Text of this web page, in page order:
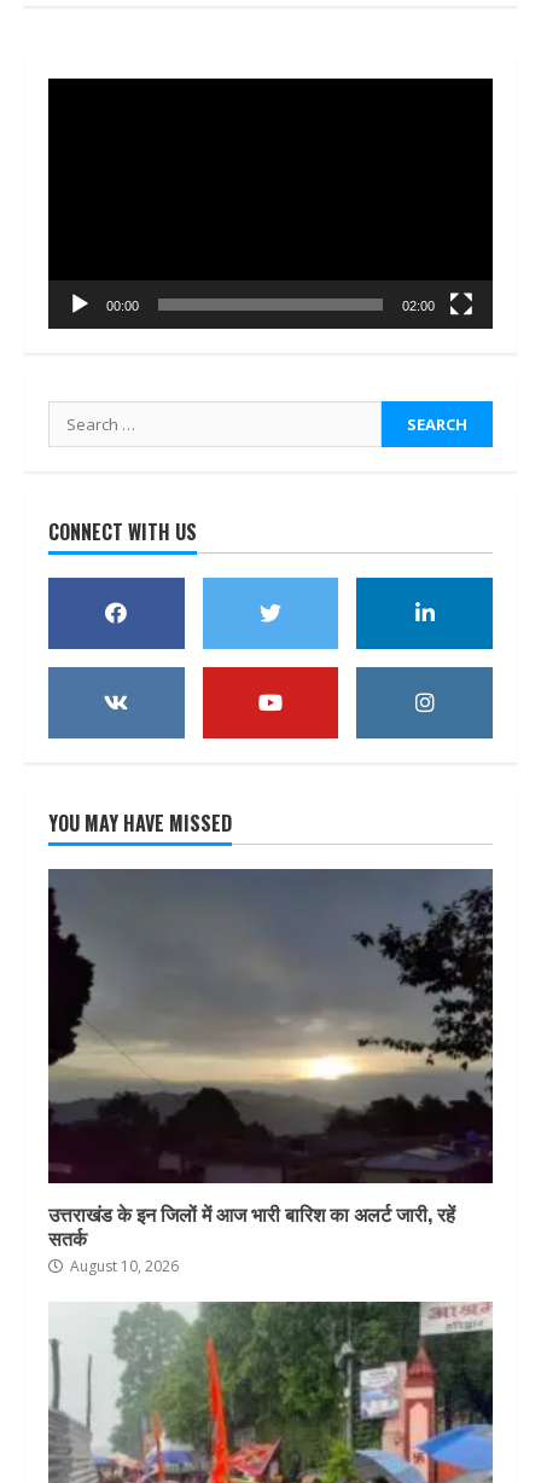
00:00 02:00
Search
for:
CONNECT WITH US
YOU MAY HAVE MISSED
उत्तराखंड के इन जिलों में आज भारी बारिश का अलर्ट जारी, रहें
सतर्क
August 10, 2026